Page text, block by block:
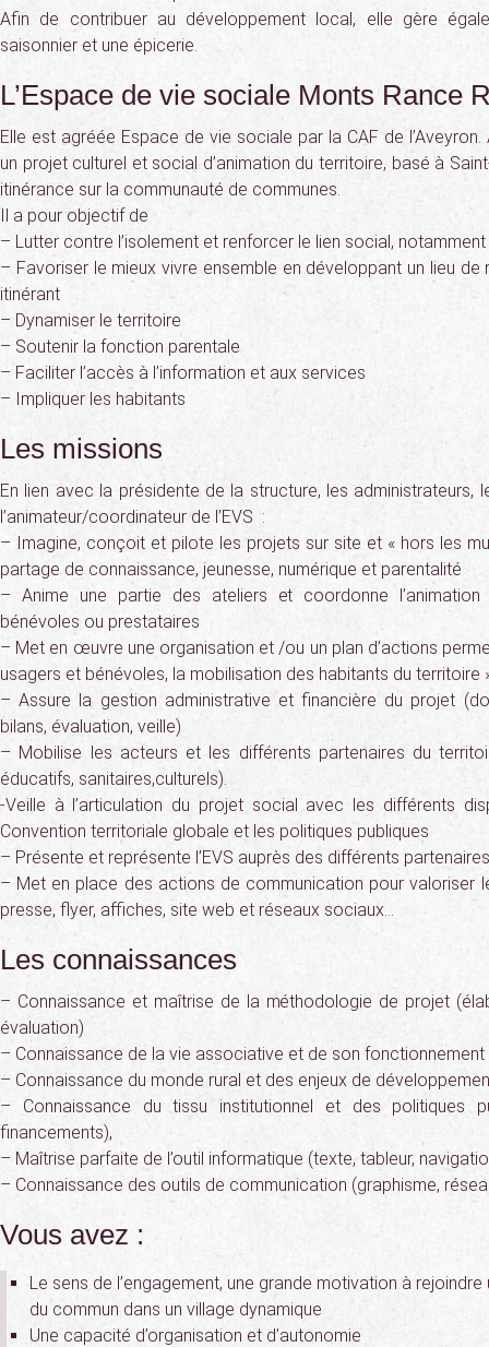
Afin de contribuer au développement local, elle gère
saisonnier et une épicerie.
L’Espace de vie sociale Monts Rance
Elle est agréée Espace de vie sociale par la CAF de
un projet culturel et social d’animation du territoire, basé à
itinérance sur la communauté de communes.
Il a pour objectif de
– Lutter contre l’isolement et renforcer le lien social,
– Favoriser le mieux vivre ensemble en développant un lieu de
itinérant
– Dynamiser le territoire
– Soutenir la fonction parentale
– Faciliter l’accès à l’information et aux services
– Impliquer les habitants
Les missions
En lien avec la présidente de la structure, les administrateurs,
l’animateur/coordinateur de l’EVS :
– Imagine, conçoit et pilote les projets sur site et « hors les
partage de connaissance, jeunesse, numérique et parentalité
– Anime une partie des ateliers et coordonne l’animation
bénévoles ou prestataires
– Met en œuvre une organisation et /ou un plan d’actions
usagers et bénévoles, la mobilisation des habitants du territoire
– Assure la gestion administrative et financière du projet
bilans, évaluation, veille)
– Mobilise les acteurs et les différents partenaires du
éducatifs, sanitaires,culturels).
-Veille à l’articulation du projet social avec les différents
Convention territoriale globale et les politiques publiques
– Présente et représente l’EVS auprès des différents partenaires
– Met en place des actions de communication pour valoriser
presse, flyer, affiches, site web et réseaux sociaux…
Les connaissances
– Connaissance et maîtrise de la méthodologie de projet
évaluation)
– Connaissance de la vie associative et de son fonctionnement
– Connaissance du monde rural et des enjeux de
– Connaissance du tissu institutionnel et des politiques
financements),
– Maîtrise parfaite de l’outil informatique (texte, tableur,
– Connaissance des outils de communication (graphisme,
Vous avez :
Le sens de l’engagement, une grande motivation à
du commun dans un village dynamique
Une capacité d’organisation et d’autonomie